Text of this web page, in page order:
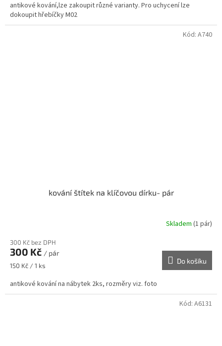
antikové kování,lze zakoupit různé varianty. Pro uchycení lze
dokoupit hřebíčky M02
kování štítek na klíčovou dírku- pár
Skladem (1 pár)
300 Kč bez DPH
300 Kč / pár
Měrná
150 Kč / 1 ks
Do košíku
antikové kování na nábytek 2ks, rozměry viz. foto
Kód: A740
Kód: A6131